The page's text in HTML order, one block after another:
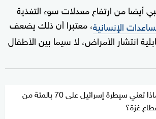
أيضا من ارتفاع معدلات سوء التغذية
الإنسانية، معتبرا أن ذلك يضعف
انتشار الأمراض، لا سيما بين الأطفال
ماذا تعني سيطرة إسرائيل على 70 بالمئة من
غزة؟